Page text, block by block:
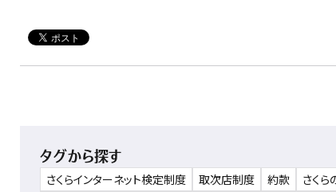
タグから探す
さくらインターネット検定制度 取次店制度 約款 さくら